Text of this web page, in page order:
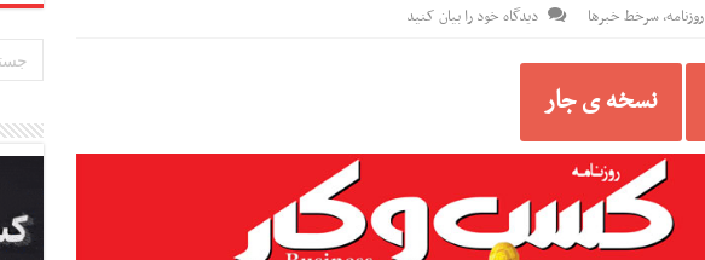
روزنامه,سرخط خبرها دیدگاه خود را بیان کنید
نسخه ی جار